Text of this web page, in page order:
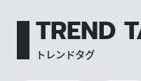
TREND
トレンドタグ